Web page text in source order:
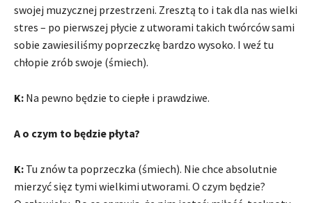
swojej muzycznej przestrzeni. Zresztą to i tak dla nas wielki
stres – po pierwszej płycie z utworami takich twórców sami
sobie zawiesiliśmy poprzeczkę bardzo wysoko. I weź tu
chłopie zrób swoje (śmiech).
K: Na pewno będzie to ciepłe i prawdziwe.
A o czym to będzie płyta?
K: Tu znów ta poprzeczka (śmiech). Nie chce absolutnie
mierzyć sięz tymi wielkimi utworami. O czym będzie?